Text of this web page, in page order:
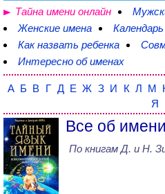
Тайна имени онлайн
Женские имена
Как назвать ребенка
Интересно об именах
А Б В Г Д Е Ж З И К Л М
Я
Все об
По книгам Д. и Н.